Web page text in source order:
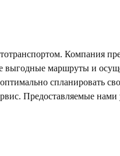
Компания
маршруты и
спланировать
Предоставляемые